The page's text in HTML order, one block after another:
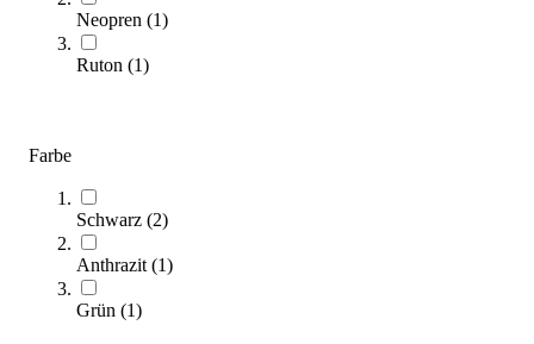
Neopren (1)
Ruton (1)
Farbe
Schwarz (2)
Anthrazit (1)
Grün (1)
Kategorien & Filter
Sortieren nach